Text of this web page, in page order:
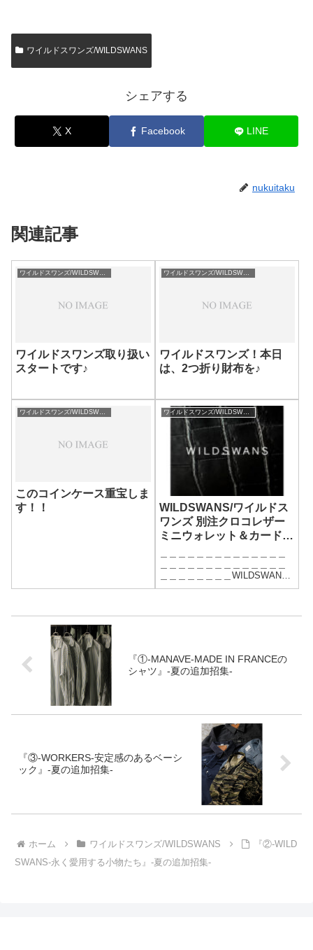
ワイルドスワンズ/WILDSWANS
シェアする
X Facebook LINE
nukuitaku
関連記事
ワイルドスワンズ取り扱い
スタートです♪
ワイルドスワンズ！本日
は、2つ折り財布を♪
このコインケース重宝しま
す！！
WILDSWANS/ワイルドス
ワンズ 別注クロコレザー
ミニウォレット＆カードケ
＿＿＿＿＿＿＿＿WILDSWANS/
ワイルドズワンズ別注
『①-MANAVE-MADE IN FRANCEの
シャツ』-夏の追加招集-
『③-WORKERS-安定感のあるベーシ
ック』-夏の追加招集-
ホーム ワイルドスワンズ/WILDSWANS
『②-WILD
SWANS-永く愛用する小物たち』-夏の追加招集-